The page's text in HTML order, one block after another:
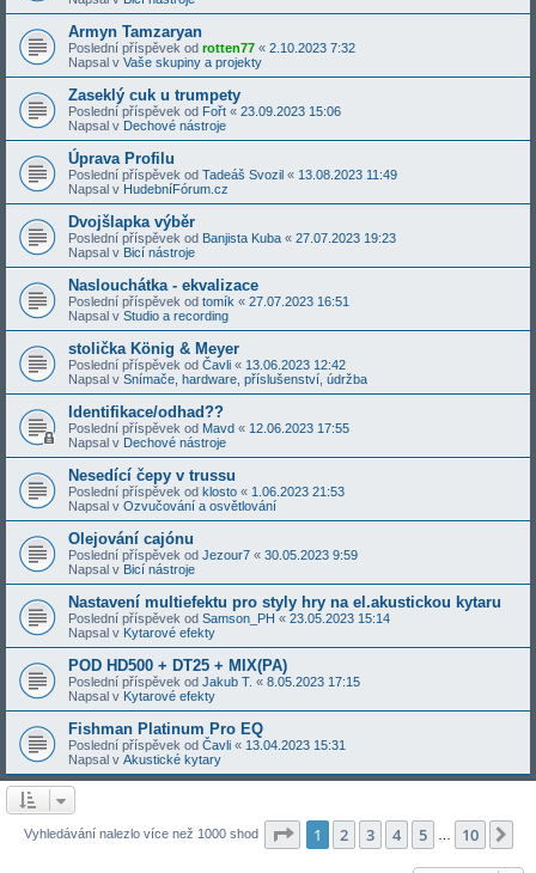
Armyn Tamzaryan
Poslední příspěvek od rotten77 « 2.10.2023 7:32
Napsal v Vaše skupiny a projekty
Zaseklý cuk u trumpety
Poslední příspěvek od Fořt « 23.09.2023 15:06
Napsal v Dechové nástroje
Úprava Profilu
Poslední příspěvek od Tadeáš Svozil « 13.08.2023 11:49
Napsal v HudebníFórum.cz
Dvojšlapka výběr
Poslední příspěvek od Banjista Kuba « 27.07.2023 19:23
Napsal v Bicí nástroje
Naslouchátka - ekvalizace
Poslední příspěvek od tomík « 27.07.2023 16:51
Napsal v Studio a recording
stolička König & Meyer
Poslední příspěvek od Čavli « 13.06.2023 12:42
Napsal v Snímače, hardware, příslušenství, údržba
Identifikace/odhad??
Poslední příspěvek od Mavd « 12.06.2023 17:55
Napsal v Dechové nástroje
Nesedící čepy v trussu
Poslední příspěvek od klosto « 1.06.2023 21:53
Napsal v Ozvučování a osvětlování
Olejování cajónu
Poslední příspěvek od Jezour7 « 30.05.2023 9:59
Napsal v Bicí nástroje
Nastavení multiefektu pro styly hry na el.akustickou kytaru
Poslední příspěvek od Samson_PH « 23.05.2023 15:14
Napsal v Kytarové efekty
POD HD500 + DT25 + MIX(PA)
Poslední příspěvek od Jakub T. « 8.05.2023 17:15
Napsal v Kytarové efekty
Fishman Platinum Pro EQ
Poslední příspěvek od Čavli « 13.04.2023 15:31
Napsal v Akustické kytary
Vyhledávání nalezlo více než 1000 shod Stránka z 10
1 2 3 4 5 10